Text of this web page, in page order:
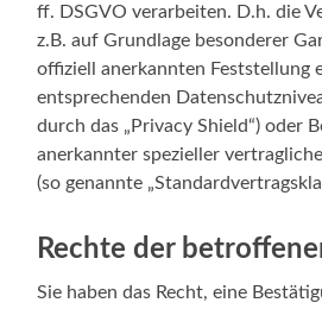
ff. DSGVO verarbeiten. D.h. die
z.B. auf Grundlage besonderer
offiziell anerkannten Feststellung
entsprechenden
durch das „Privacy Shield“) oder
anerkannter spezieller
(so genannte
Rechte der
Sie haben das Recht, eine